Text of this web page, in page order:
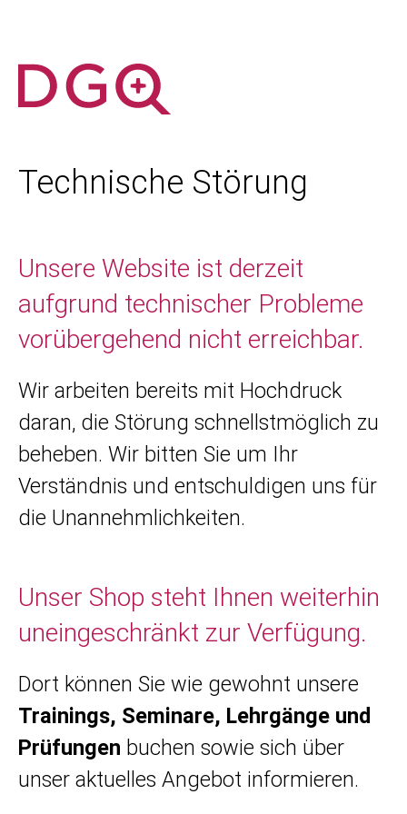
Technische Störung
Unsere Website ist derzeit
aufgrund technischer Probleme
vorübergehend nicht erreichbar.
Wir arbeiten bereits mit Hochdruck
daran, die Störung schnellstmöglich zu
beheben. Wir bitten Sie um Ihr
Verständnis und entschuldigen uns für
die Unannehmlichkeiten.
Unser Shop steht Ihnen weiterhin
uneingeschränkt zur Verfügung.
Dort können Sie wie gewohnt unsere
Trainings, Seminare, Lehrgänge und
Prüfungen buchen sowie sich über
unser aktuelles Angebot informieren.